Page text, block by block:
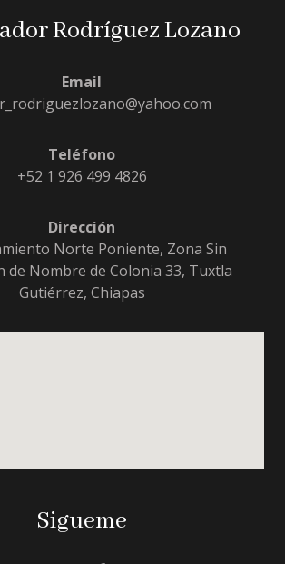
Rodríguez Lozano
Email
Teléfono
+52 1 926 499 4826
Dirección
Norte Poniente, Zona Sin
de Nombre de Colonia 33, Tuxtla
Gutiérrez, Chiapas
Sigueme